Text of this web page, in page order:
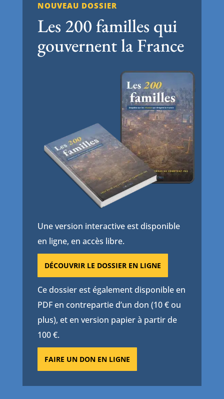
NOUVEAU DOSSIER
Les 200 familles qui
gouvernent la France
Une version interactive est disponible
en ligne, en accès libre.
DÉCOUVRIR LE DOSSIER EN LIGNE
Ce dossier est également disponible en
PDF en contrepartie d’un don (10 € ou
plus), et en version papier à partir de
100 €.
FAIRE UN DON EN LIGNE